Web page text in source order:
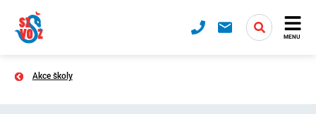
MENU
Akce školy